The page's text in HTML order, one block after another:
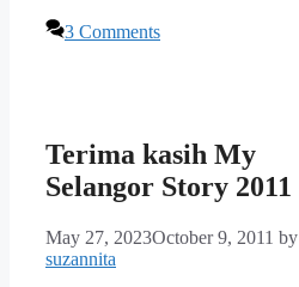
3 Comments
Terima kasih My
Selangor Story 2011
May 27, 2023October 9, 2011 by
suzannita